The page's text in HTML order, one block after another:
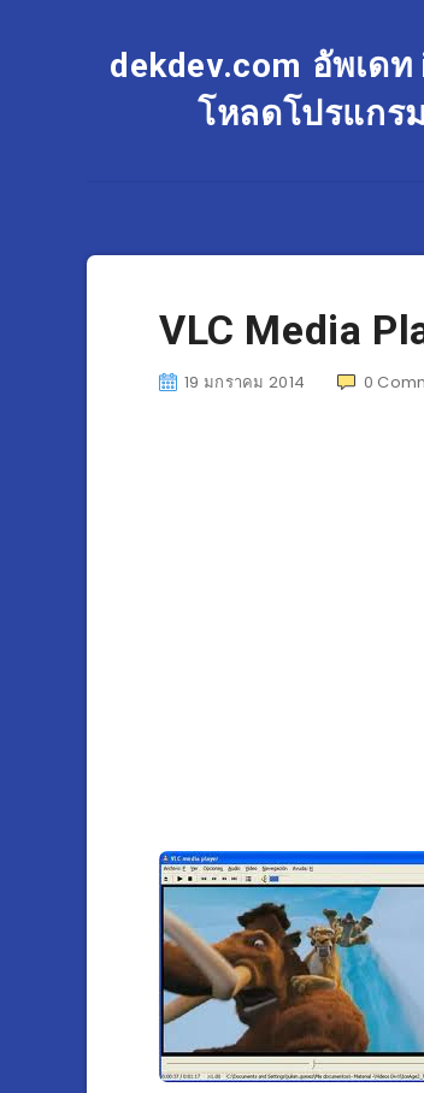
dekdev.com อัพเด
โหลดโปรแกรม
VLC Media
19 มกราคม 2014 0